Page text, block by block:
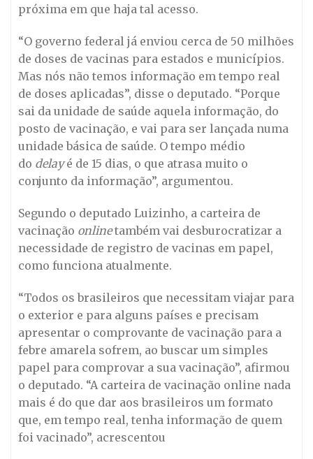
próxima em que haja tal acesso.
“O governo federal já enviou cerca de 50 milhões
de doses de vacinas para estados e municípios.
Mas nós não temos informação em tempo real
de doses aplicadas”, disse o deputado. “Porque
sai da unidade de saúde aquela informação, do
posto de vacinação, e vai para ser lançada numa
unidade básica de saúde. O tempo médio
do delayé de 15 dias, o que atrasa muito o
conjunto da informação”, argumentou.
Segundo o deputado Luizinho, a carteira de
vacinação onlinetambém vai desburocratizar a
necessidade de registro de vacinas em papel,
como funciona atualmente.
“Todos os brasileiros que necessitam viajar para
o exterior e para alguns países e precisam
apresentar o comprovante de vacinação para a
febre amarela sofrem, ao buscar um simples
papel para comprovar a sua vacinação”, afirmou
o deputado. “A carteira de vacinação online nada
mais é do que dar aos brasileiros um formato
que, em tempo real, tenha informação de quem
foi vacinado”, acrescentou